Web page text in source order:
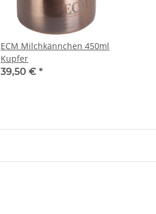
ECM Milchkännchen 450ml
Kupfer
39,50 € *